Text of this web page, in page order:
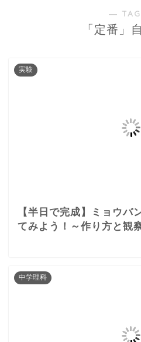
―
「定番」
実験
【半日で完成】ミョウバ
てみよう！～作り方と観
中学理科